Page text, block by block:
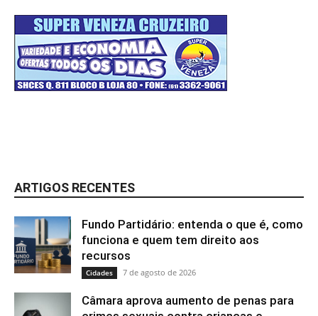
ARTIGOS RECENTES
Fundo Partidário: entenda o que é, como
funciona e quem tem direito aos
recursos
Cidades 7 de agosto de 2026
Câmara aprova aumento de penas para